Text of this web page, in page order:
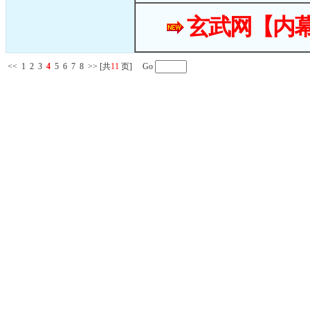
玄武网【内
<< 1 2 3 4 5 6 7 8 >> [共11 页] Go